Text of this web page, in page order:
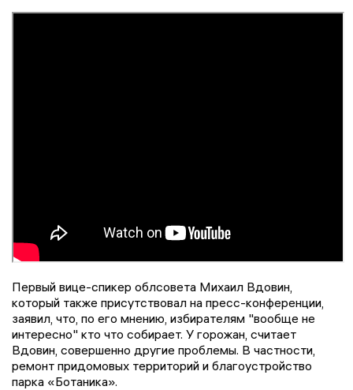
Первый вице-спикер облсовета Михаил Вдовин,
который также присутствовал на пресс-конференции,
заявил, что, по его мнению, избирателям "вообще не
интересно" кто что собирает. У горожан, считает
Вдовин, совершенно другие проблемы. В частности,
ремонт придомовых территорий и благоустройство
парка «Ботаника».